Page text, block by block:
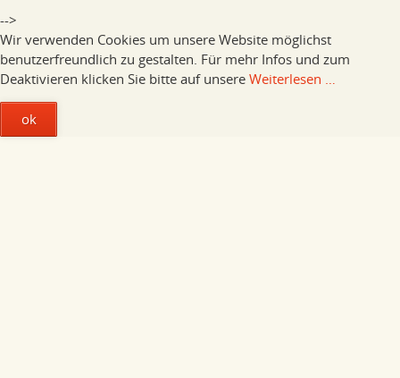
-->
Wir verwenden Cookies um unsere Website möglichst
benutzerfreundlich zu gestalten. Für mehr Infos und zum
Deaktivieren klicken Sie bitte auf unsere Weiterlesen …
ok